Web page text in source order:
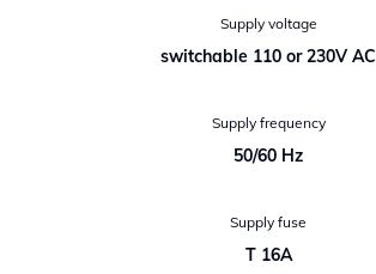
Supply voltage
switchable 110 or 230V AC
Supply frequency
50/60 Hz
Supply fuse
T 16A